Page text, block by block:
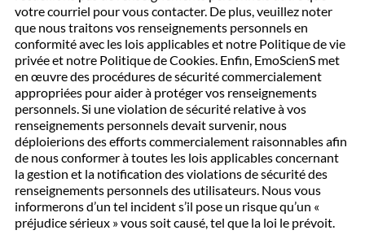
votre courriel pour vous contacter. De plus, veuillez noter
que nous traitons vos renseignements personnels en
conformité avec les lois applicables et notre Politique de vie
privée et notre Politique de Cookies. Enfin, EmoScienS met
en œuvre des procédures de sécurité commercialement
appropriées pour aider à protéger vos renseignements
personnels. Si une violation de sécurité relative à vos
renseignements personnels devait survenir, nous
déploierions des efforts commercialement raisonnables afin
de nous conformer à toutes les lois applicables concernant
la gestion et la notification des violations de sécurité des
renseignements personnels des utilisateurs. Nous vous
informerons d’un tel incident s’il pose un risque qu’un «
préjudice sérieux » vous soit causé, tel que la loi le prévoit.